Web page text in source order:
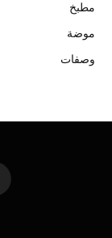
مطبخ
موضة
وصفات